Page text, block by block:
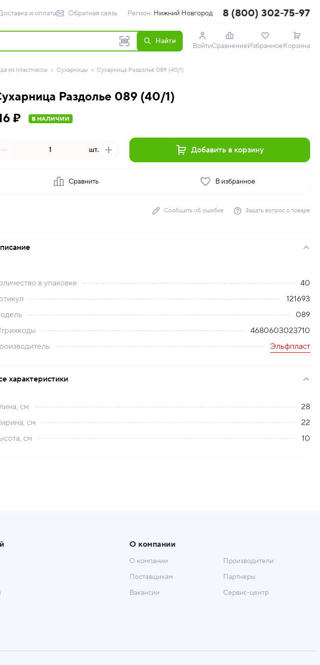
и оплата Обратная связь Регион: Нижний Новгород 8 (800) 302-75-97
Найти
ВойтиСравнениеИзбранноеКорзина
из пластмассы Сухарницы Сухарница Раздолье 089 (40/1)
Раздолье 089 (40/1)
₽
В НАЛИЧИИ
шт. Добавить в корзину
Сравнить В избранное
Сообщить об ошибке Задать вопрос о товаре
в упаковке
40
121693
089
4680603023710
Эльфпласт
характеристики
см
28
см
22
см
10
О компании
О компании
Поставщикам
Вакансии
Производители
Партнеры
Сервис-центр